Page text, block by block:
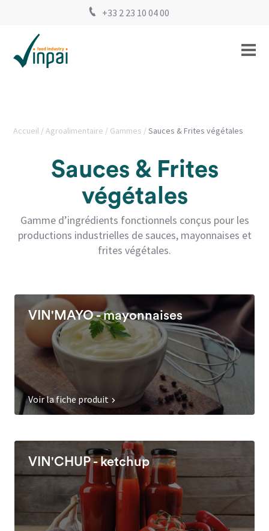
+33 2 23 10 04 00
Accueil Agroalimentaire Gammes Sauces & Frites végétales
Sauces & Frites
végétales
Gamme d’ingrédients fonctionnels conçus pour les
productions industrielles de sauces, mayonnaises et
frites végétales.
VIN'MAYO - mayonnaises
Voir la fiche produit
VIN'CHUP - ketchup